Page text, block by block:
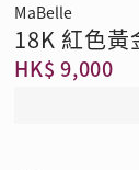
MaBelle
18K 紅色黃
HK$ 9,000